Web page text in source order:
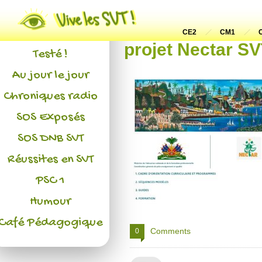
CE2 CM1
projet Nectar
0 Comments
Actualités
L'association
Testé !
Au jour le jour
Chroniques radio
SOS Exposés
SOS DNB SVT
Réussites en SVT
PSC 1
Humour
Pédagogique